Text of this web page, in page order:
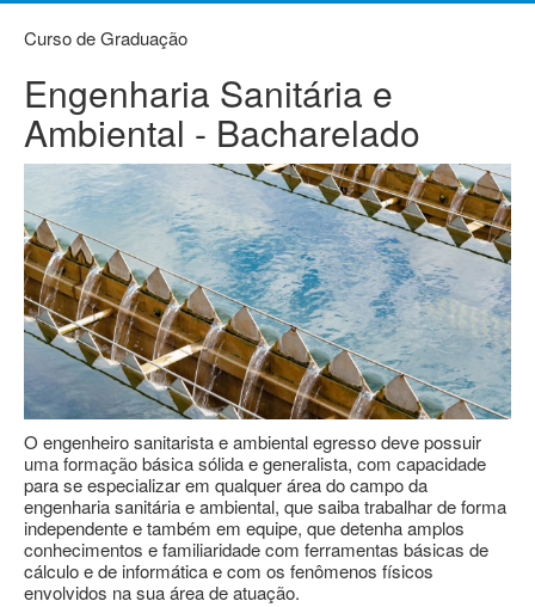
Curso de Graduação
Engenharia Sanitária e
Ambiental - Bacharelado
O engenheiro sanitarista e ambiental egresso deve possuir
uma formação básica sólida e generalista, com capacidade
para se especializar em qualquer área do campo da
engenharia sanitária e ambiental, que saiba trabalhar de forma
independente e também em equipe, que detenha amplos
conhecimentos e familiaridade com ferramentas básicas de
cálculo e de informática e com os fenômenos físicos
envolvidos na sua área de atuação.